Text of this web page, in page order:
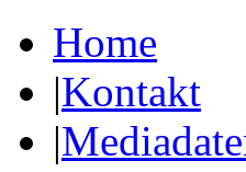
Home
|Kontakt
|